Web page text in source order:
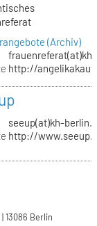
(Archiv)
http://
seeup(at)kh-
http://
13086 Berlin